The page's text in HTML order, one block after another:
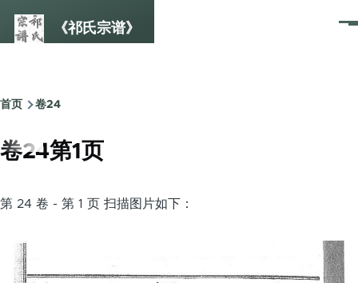
《祁氏宗谱》
菜
面
包
屑
首页 卷24
卷24第1页
第 24 卷 - 第 1 页 扫描图片如下：